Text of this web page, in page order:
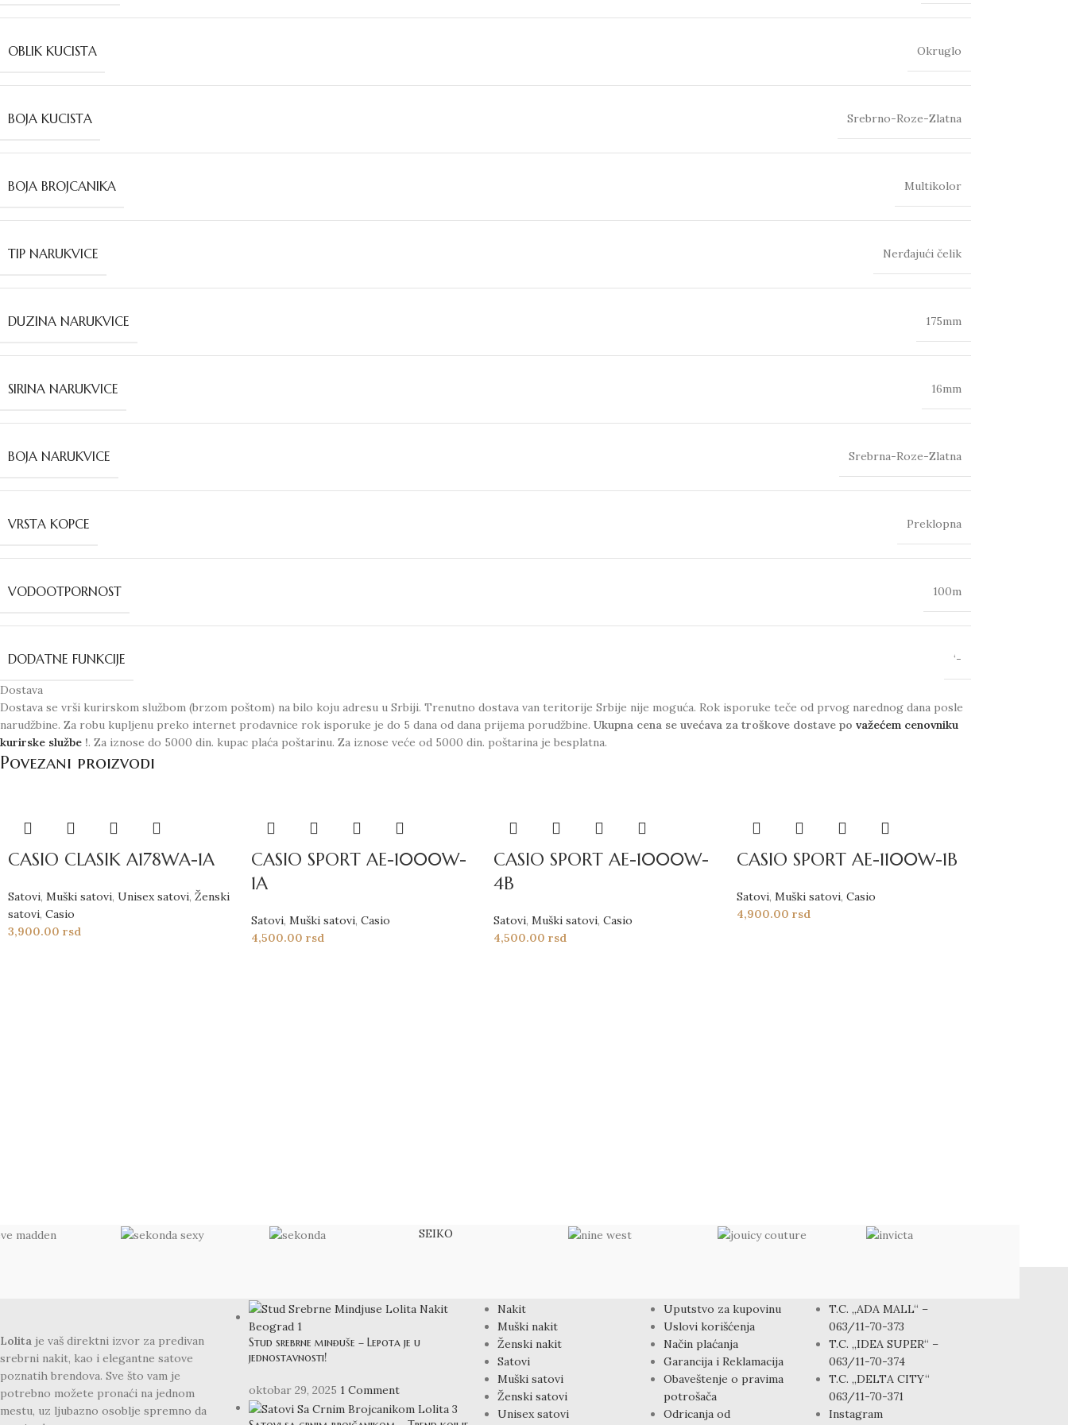
OBLIK KUCISTA Okruglo
BOJA KUCISTA Srebrno-Roze-Zlatna
BOJA BROJCANIKA Multikolor
TIP NARUKVICE Nerđajući čelik
DUZINA NARUKVICE 175mm
SIRINA NARUKVICE 16mm
BOJA NARUKVICE Srebrna-Roze-Zlatna
VRSTA KOPCE Preklopna
VODOOTPORNOST 100m
DODATNE FUNKCIJE ‘-
Dostava
Dostava se vrši kurirskom službom (brzom poštom) na bilo koju adresu u Srbiji. Trenutno dostava van teritorije Srbije nije moguća. Rok isporuke teče od prvog narednog dana posle
narudžbine. Za robu kupljenu preko internet prodavnice rok isporuke je do 5 dana od dana prijema porudžbine. Ukupna cena se uvećava za troškove dostave po važećem cenovniku
kurirske službe !. Za iznose do 5000 din. kupac plaća poštarinu. Za iznose veće od 5000 din. poštarina je besplatna.
Povezani proizvodi
CASIO CLASIK A178WA-1A
Satovi, Muški satovi, Unisex satovi, Ženski
satovi, Casio
3,900.00 rsd
CASIO SPORT AE-1000W-
1A
Satovi, Muški satovi, Casio
4,500.00 rsd
CASIO SPORT AE-1000W-
4B
Satovi, Muški satovi, Casio
4,500.00 rsd
CASIO SPORT AE-1100W-1B
Satovi, Muški satovi, Casio
4,900.00 rsd
SEIKO
Lolita je vaš direktni izvor za predivan
srebrni nakit, kao i elegantne satove
poznatih brendova. Sve što vam je
potrebno možete pronaći na jednom
mestu, uz ljubazno osoblje spremno da
Stud srebrne minđuše – Lepota je u
jednostavnosti!
oktobar 29, 2025 1 Comment
Nakit
Muški nakit
Ženski nakit
Satovi
Muški satovi
Ženski satovi
Unisex satovi
Uputstvo za kupovinu
Uslovi korišćenja
Način plaćanja
Garancija i Reklamacija
Obaveštenje o pravima
potrošača
Odricanja od
T.C. „ADA MALL“ –
063/11-70-373
T.C. „IDEA SUPER“ –
063/11-70-374
T.C. „DELTA CITY“
063/11-70-371
Instagram